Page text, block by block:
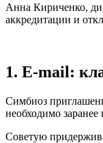
Анна Кириченко,
аккредитации и
1. E-mail:
Симбиоз
необходимо
Советую